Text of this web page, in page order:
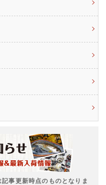
事更新時点のものとなりま